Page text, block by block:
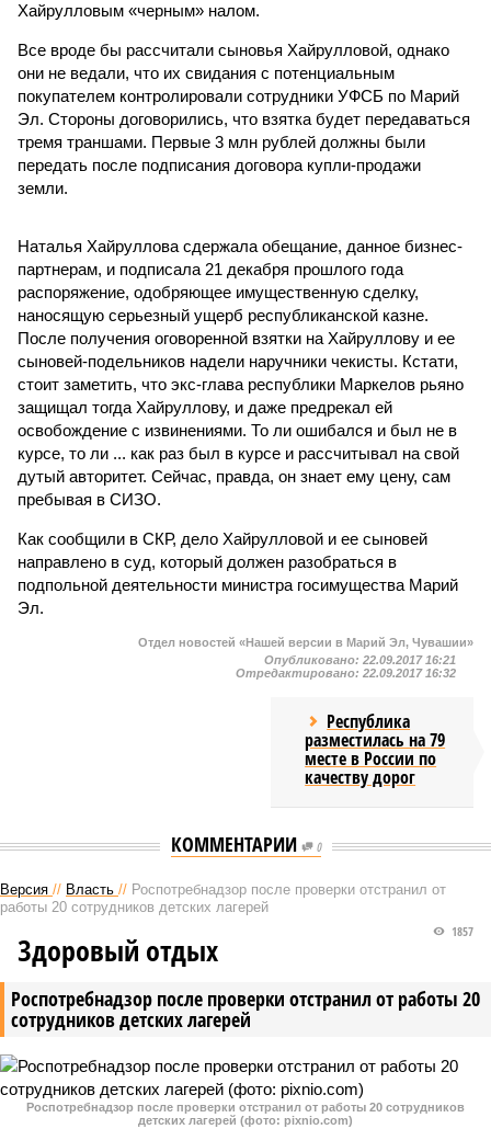
Хайрулловым «черным» налом.
Все вроде бы рассчитали сыновья Хайрулловой, однако
они не ведали, что их свидания с потенциальным
покупателем контролировали сотрудники УФСБ по Марий
Эл. Стороны договорились, что взятка будет передаваться
тремя траншами. Первые 3 млн рублей должны были
передать после подписания договора купли-продажи
земли.
Наталья Хайруллова сдержала обещание, данное бизнес-
партнерам, и подписала 21 декабря прошлого года
распоряжение, одобряющее имущественную сделку,
наносящую серьезный ущерб республиканской казне.
После получения оговоренной взятки на Хайруллову и ее
сыновей-подельников надели наручники чекисты. Кстати,
стоит заметить, что экс-глава республики Маркелов рьяно
защищал тогда Хайруллову, и даже предрекал ей
освобождение с извинениями. То ли ошибался и был не в
курсе, то ли ... как раз был в курсе и рассчитывал на свой
дутый авторитет. Сейчас, правда, он знает ему цену, сам
пребывая в СИЗО.
Как сообщили в СКР, дело Хайрулловой и ее сыновей
направлено в суд, который должен разобраться в
подпольной деятельности министра госимущества Марий
Эл.
Отдел новостей «Нашей версии в Марий Эл, Чувашии»
Опубликовано: 22.09.2017 16:21
Отредактировано: 22.09.2017 16:32
Республика
разместилась на 79
месте в России по
качеству дорог
КОММЕНТАРИИ 0
Версия // Власть // Роспотребнадзор после проверки отстранил от
работы 20 сотрудников детских лагерей
Роспотребнадзор после проверки отстранил от работы 20
сотрудников детских лагерей
1857
Здоровый отдых
Роспотребнадзор после проверки отстранил от работы 20 сотрудников
детских лагерей (фото: pixnio.com)